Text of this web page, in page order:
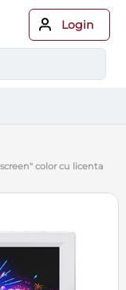
Login
color cu licenta